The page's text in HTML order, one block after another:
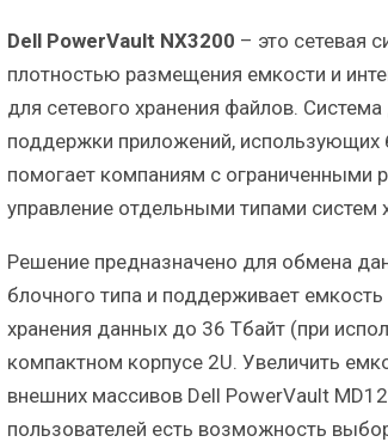
Dell PowerVault NX3200 – это сетевая
плотностью размещения емкости и
для сетевого хранения файлов.
поддержки приложений,
помогает компаниям с ограниченными
управление отдельными типами систем
Решение предназначено для обмена
блочного типа и поддерживает
хранения данных до 36 Тбайт (при
компактном корпусе 2U. Увеличить
внешних массивов Dell PowerVault
пользователей есть возможность